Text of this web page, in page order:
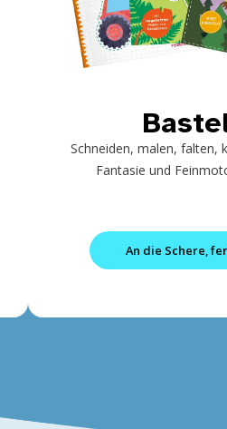
Schneiden, malen, falten,
Fantasie und
An die Schere,